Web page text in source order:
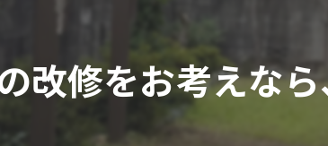
改修をお考えなら